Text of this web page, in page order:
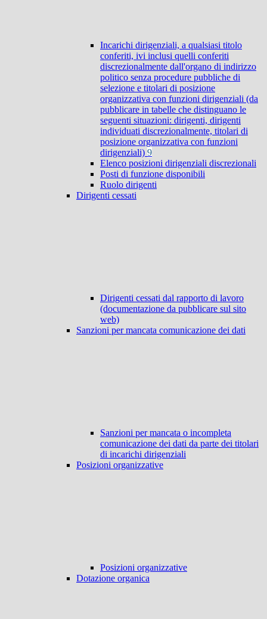
Incarichi dirigenziali, a qualsiasi titolo
conferiti, ivi inclusi quelli conferiti
discrezionalmente dall'organo di indirizzo
politico senza procedure pubbliche di
selezione e titolari di posizione
organizzativa con funzioni dirigenziali (da
pubblicare in tabelle che distinguano le
seguenti situazioni: dirigenti, dirigenti
individuati discrezionalmente, titolari di
posizione organizzativa con funzioni
dirigenziali) 9
Elenco posizioni dirigenziali discrezionali
Posti di funzione disponibili
Ruolo dirigenti
Dirigenti cessati
Dirigenti cessati dal rapporto di lavoro
(documentazione da pubblicare sul sito
web)
Sanzioni per mancata comunicazione dei dati
Sanzioni per mancata o incompleta
comunicazione dei dati da parte dei titolari
di incarichi dirigenziali
Posizioni organizzative
Posizioni organizzative
Dotazione organica